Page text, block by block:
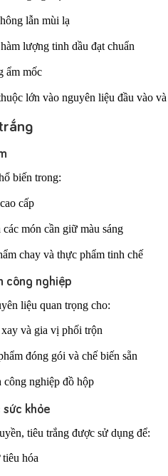
lẫn mùi lạ
lượng tinh dầu đạt chuẩn
ẩm mốc
lớn vào nguyên liệu đầu vào
biến trong:
cấp
món cần giữ màu sáng
chay và thực phẩm tinh chế
công nghiệp
liệu quan trọng cho:
và gia vị phối trộn
đóng gói và chế biến sẵn
công nghiệp đồ hộp
khỏe
tiêu trắng được sử dụng để:
hóa